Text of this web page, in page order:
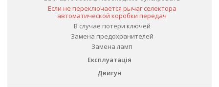
Если не переключается рычаг селектора
автоматической коробки передач
В случае потери ключей
Замена предохранителей
Замена ламп
Експлуатація
Двигун